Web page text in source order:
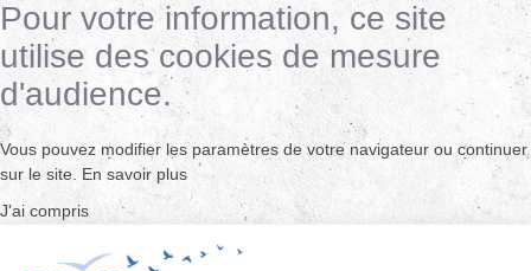
Pour votre information, ce site
utilise des cookies de mesure
d'audience.
Vous pouvez modifier les paramètres de votre navigateur ou continuer
sur le site. En savoir plus
J'ai compris